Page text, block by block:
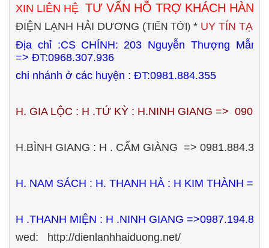
XIN LIÊN HỆ TƯ VẤN HỖ TRỢ KHÁCH HÀNG
ĐIỆN LẠNH HẢI DƯƠNG (TIẾN TỚI) * UY TÍN TẠO
Địa chỉ :CS CHÍNH: 203 Nguyễn Thượng Mẫn
=> ĐT:0968.307.936
chi nhánh ở các huyện : ĐT:0981.884.355
H. GIA LỘC : H .TỨ KỲ : H.NINH GIANG =>
H.BÌNH GIANG : H . CẨM GIÀNG => 0981.884.355
H. NAM SÁCH : H. THANH HÀ : H KIM THÀNH
H .THANH MIỆN : H .NINH GIANG =>0987.194.833
wed: http://dienlanhhaiduong.net/